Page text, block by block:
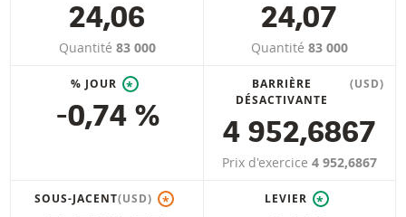
24,06
Quantité 83 000
24,07
Quantité 83 000
% JOUR *
-0,74 %
BARRIÈRE
DÉSACTIVANTE
(USD)
4 952,6867
Prix d'exercice 4 952,6867
SOUS-JACENT(USD) * LEVIER *